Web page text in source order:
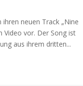
ihren neuen Track „Nine
Video vor. Der Song ist
aus ihrem dritten...